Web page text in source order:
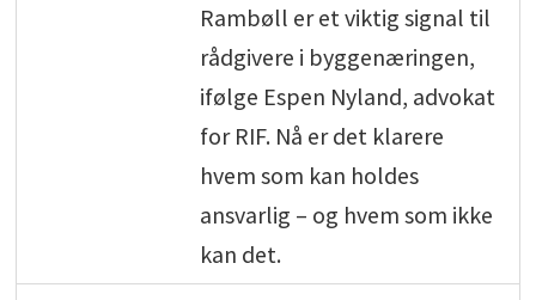
Rambøll er et viktig signal til
rådgivere i byggenæringen,
ifølge Espen Nyland, advokat
for RIF. Nå er det klarere
hvem som kan holdes
ansvarlig – og hvem som ikke
kan det.